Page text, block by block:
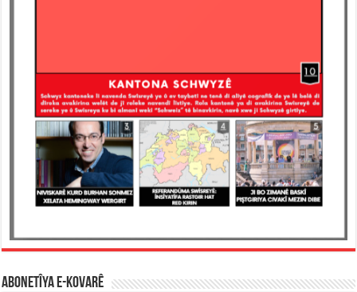
ABONETÎYA E-KOVARÊ